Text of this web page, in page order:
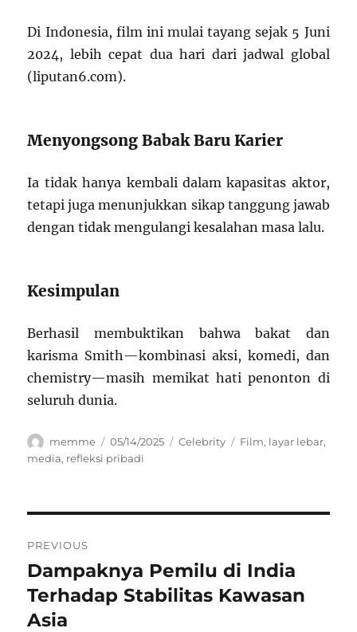
Di Indonesia, film ini mulai tayang sejak 5 Juni
2024, lebih cepat dua hari dari jadwal global
(liputan6.com).
Menyongsong Babak Baru Karier
Ia tidak hanya kembali dalam kapasitas aktor,
tetapi juga menunjukkan sikap tanggung jawab
dengan tidak mengulangi kesalahan masa lalu.
Kesimpulan
Berhasil membuktikan bahwa bakat dan
karisma Smith—kombinasi aksi, komedi, dan
chemistry—masih memikat hati penonton di
seluruh dunia.
Author
memme
Posted
on
05/14/2025 Categories
Celebrity Tags
Film, layar lebar,
media, refleksi pribadi
pos
PREVIOUS
Previous
post:
Dampaknya Pemilu di India
Terhadap Stabilitas Kawasan
Asia